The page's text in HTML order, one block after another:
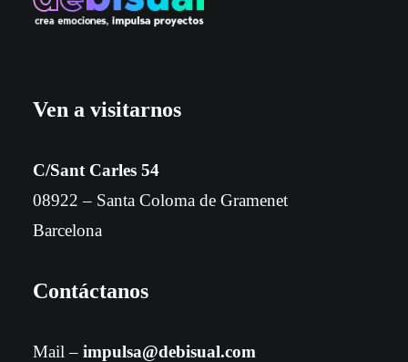
Ven a visitarnos
C/Sant Carles 54
08922 – Santa Coloma de Gramenet
Barcelona
Contáctanos
Mail – impulsa@debisual.com